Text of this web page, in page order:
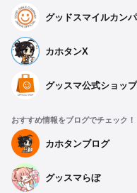
グッドスマイルカン
カホタンX
グッスマ公式ショッ
おすすめ情報をブログでチェック！
カホタンブログ
グッスマらぼ